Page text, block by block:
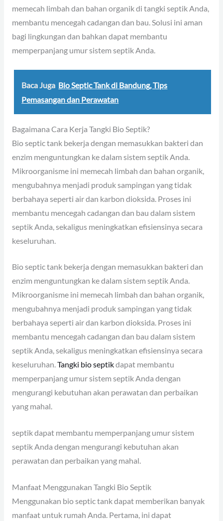
memecah limbah dan bahan organik di tangki septik Anda,
membantu mencegah cadangan dan bau. Solusi ini aman
bagi lingkungan dan bahkan dapat membantu
memperpanjang umur sistem septik Anda.
Baca Juga Bio Septic Tank di Bandung, Tips
Pemasangan dan Perawatan
Bagaimana Cara Kerja Tangki Bio Septik?
Bio septic tank bekerja dengan memasukkan bakteri dan
enzim menguntungkan ke dalam sistem septik Anda.
Mikroorganisme ini memecah limbah dan bahan organik,
mengubahnya menjadi produk sampingan yang tidak
berbahaya seperti air dan karbon dioksida. Proses ini
membantu mencegah cadangan dan bau dalam sistem
septik Anda, sekaligus meningkatkan efisiensinya secara
keseluruhan.
Bio septic tank bekerja dengan memasukkan bakteri dan
enzim menguntungkan ke dalam sistem septik Anda.
Mikroorganisme ini memecah limbah dan bahan organik,
mengubahnya menjadi produk sampingan yang tidak
berbahaya seperti air dan karbon dioksida. Proses ini
membantu mencegah cadangan dan bau dalam sistem
septik Anda, sekaligus meningkatkan efisiensinya secara
keseluruhan.Tangki bio septikdapat membantu
memperpanjang umur sistem septik Anda dengan
mengurangi kebutuhan akan perawatan dan perbaikan
yang mahal.
septik dapat membantu memperpanjang umur sistem
septik Anda dengan mengurangi kebutuhan akan
perawatan dan perbaikan yang mahal.
Manfaat Menggunakan Tangki Bio Septik
Menggunakan bio septic tank dapat memberikan banyak
manfaat untuk rumah Anda. Pertama, ini dapat